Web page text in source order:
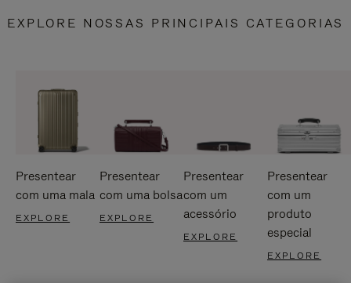
EXPLORE NOSSAS PRINCIPAIS CATEGORIAS
Presentear
com uma mala
EXPLORE
Presentear
com uma bolsa
EXPLORE
Presentear
com um
acessório
EXPLORE
Presentear
com um
produto
especial
EXPLORE